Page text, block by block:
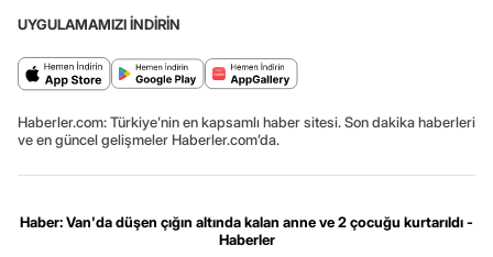
UYGULAMAMIZI İNDİRİN
Haberler.com: Türkiye’nin en kapsamlı haber sitesi. Son dakika haberleri
ve en güncel gelişmeler Haberler.com’da.
Haber: Van'da düşen çığın altında kalan anne ve 2 çocuğu kurtarıldı -
Haberler